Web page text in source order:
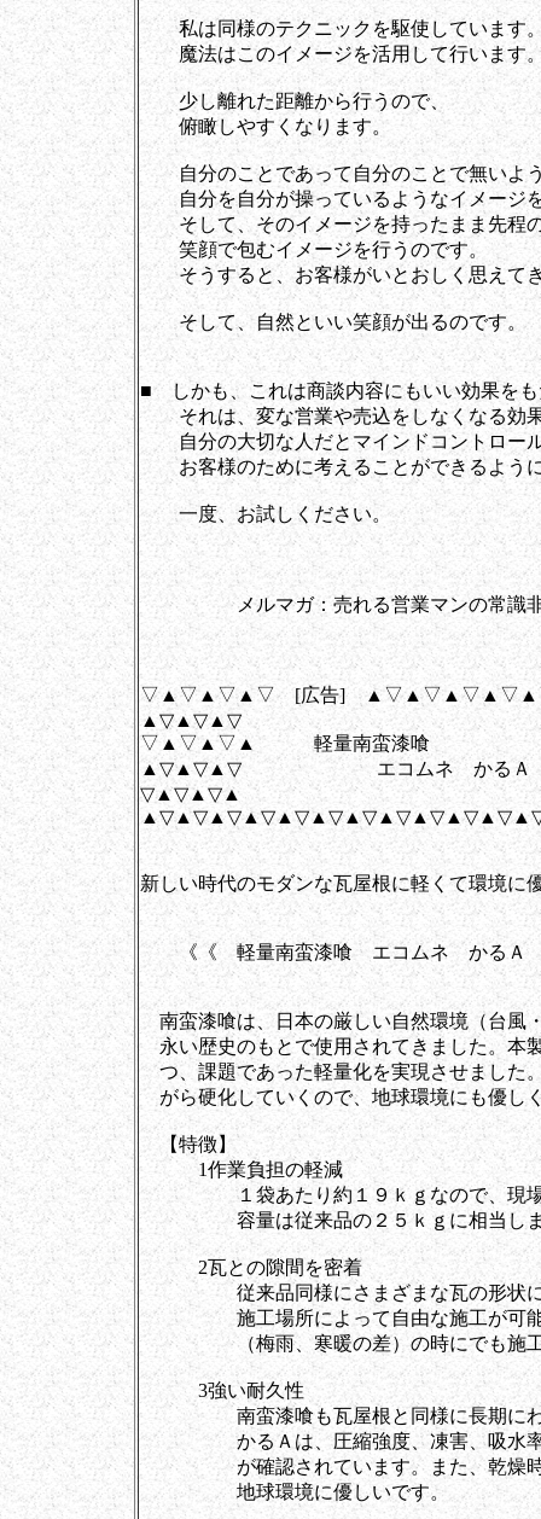
私は同様のテクニックを駆使しています
魔法はこのイメージを活用して行います
少し離れた距離から行うので、
俯瞰しやすくなります。
自分のことであって自分のことで無いよ
自分を自分が操っているようなイメージ
そして、そのイメージを持ったまま先程
笑顔で包むイメージを行うのです。
そうすると、お客様がいとおしく思えて
そして、自然といい笑顔が出るのです。
■ しかも、これは商談内容にもいい効果をも
それは、変な営業や売込をしなくなる効
自分の大切な人だとマインドコントロー
お客様のために考えることができるよう
一度、お試しください。
メルマガ：売れる営業マンの常識非
▽▲▽▲▽▲▽ [広告]
▲▽▲▽▲▽
▽▲▽▲▽▲ 軽量南蛮漆喰
▲▽▲▽▲▽ エコムネ かるＡ
▽▲▽▲▽▲
新しい時代のモダンな瓦屋根に軽くて環境に
《《 軽量南蛮漆喰 エコムネ かる
南蛮漆喰は、日本の厳しい自然環境（台風
永い歴史のもとで使用されてきました。本
つ、課題であった軽量化を実現させました
がら硬化していくので、地球環境にも優し
【特徴】
1作業負担の軽減
１袋あたり約１９ｋｇなので、現場の
容量は従来品の２５ｋｇに相当しま
2瓦との隙間を密着
従来品同様にさまざまな瓦の形状に
施工場所によって自由な施工が可能
（梅雨、寒暖の差）の時にでも施工
3強い耐久性
南蛮漆喰も瓦屋根と同様に長期にわた
かるＡは、圧縮強度、凍害、吸水率試
が確認されています。また、乾燥時に
地球環境に優しいです。